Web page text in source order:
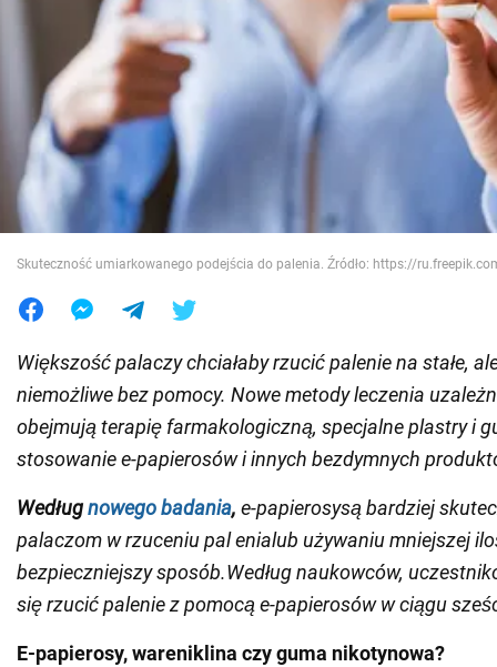
Społeczeństwo
Wojna na Ukrainie
Świat
Jedzenie
Skuteczność umiarkowanego podejścia do palenia. Źródło: https://
Większość palaczy chciałaby rzucić palenie na stałe,
niemożliwe bez pomocy. Nowe metody leczenia
obejmują terapię farmakologiczną, specjalne plastry i
stosowanie e-papierosów i innych bezdymnych
Wedługnowego badania, e-papierosysą bardziej
palaczom w rzuceniu palenialub używaniu mniejszej
bezpieczniejszysposób.Według naukowców,
się rzucić palenie z pomocą e-papierosów w ciągu
E-papierosy, wareniklina czy guma nikotynowa?